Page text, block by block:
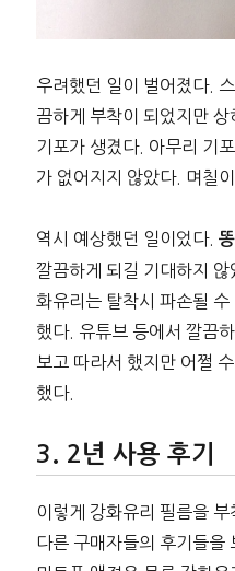
우려했던 일이 벌어졌다.
끔하게 부착이 되었지만 상
기포가 생겼다. 아무리 기
가 없어지지 않았다. 며칠
역시 예상했던 일이었다.
깔끔하게 되길 기대하지
화유리는 탈착시 파손될
했다. 유튜브 등에서 깔끔
보고 따라서 했지만 어쩔
했다.
2년 사용 후기
이렇게 강화유리 필름을
다른 구매자들의 후기들을